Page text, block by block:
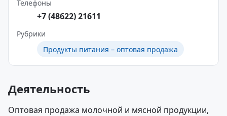
Телефоны
+7 (48622) 21611
Рубрики
Продукты питания – оптовая продажа
Деятельность
Оптовая продажа молочной и мясной продукции,